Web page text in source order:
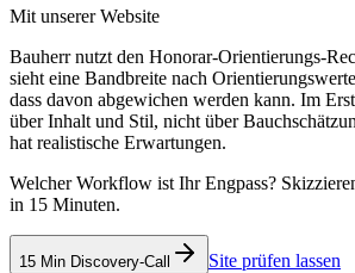
Mit unserer Website
Bauherr nutzt den Honorar-Orientierungs-
sieht eine Bandbreite nach
dass davon abgewichen werden kann. Im
über Inhalt und Stil, nicht über
hat realistische Erwartungen.
Welcher Workflow ist Ihr Engpass?
in 15 Minuten.
15 Min Discovery-Call Site prüfen lassen